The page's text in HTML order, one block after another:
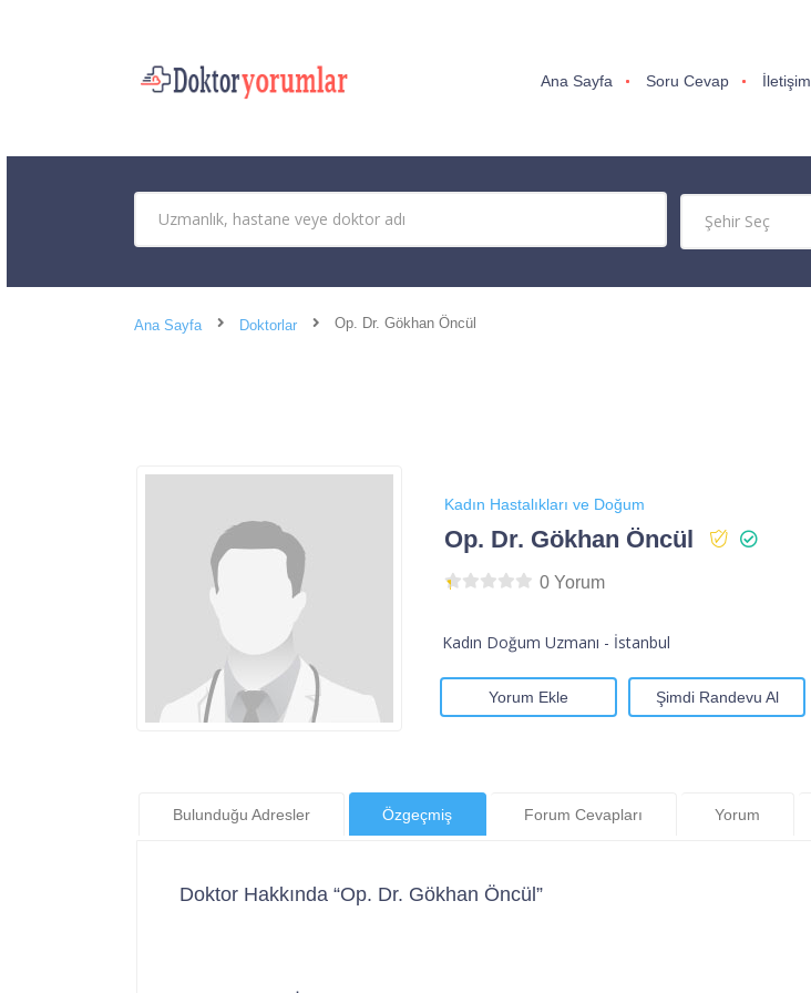
Ana Sayfa Soru Cevap İletişim
Ana Sayfa Doktorlar Op. Dr. Gökhan Öncül
Kadın Hastalıkları ve Doğum
Op. Dr. Gökhan Öncül
0 Yorum
Kadın Doğum Uzmanı - İstanbul
Yorum Ekle Şimdi Randevu Al
Bulunduğu Adresler Özgeçmiş Forum Cevapları Yorum
Doktor Hakkında “Op. Dr. Gökhan Öncül”